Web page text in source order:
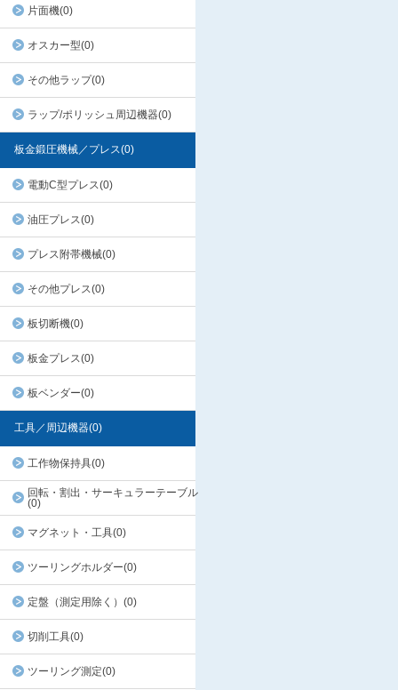
片面機(0)
オスカー型(0)
その他ラップ(0)
ラップ/ポリッシュ周辺機器(0)
板金鍛圧機械／プレス(0)
電動C型プレス(0)
油圧プレス(0)
プレス附帯機械(0)
その他プレス(0)
板切断機(0)
板金プレス(0)
板ベンダー(0)
工具／周辺機器(0)
工作物保持具(0)
回転・割出・サーキュラーテーブル
(0)
マグネット・工具(0)
ツーリングホルダー(0)
定盤（測定用除く）(0)
切削工具(0)
ツーリング測定(0)